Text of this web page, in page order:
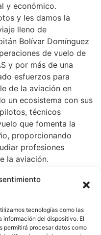
tecnologías como las
información del dispositivo. El
permitirá procesar datos como
y económico.
y les damos la
lleno de
Bolívar Domínguez
de vuelo de
y por más de una
esfuerzos para
de la aviación en
un ecosistema con sus
técnicos
que fomenta la
proporcionando
profesiones
la aviación.
ALAS mantiene
de estudiantes durante
interesados en
presenten sus
El proceso de